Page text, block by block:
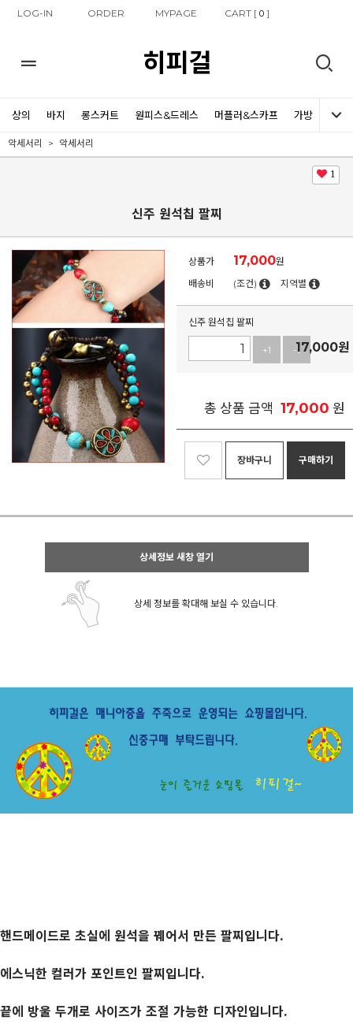
LOG-IN ORDER MYPAGE CART [0 ]
히피걸
상의 바지 롱스커트 원피스&드레스 머플러&스카프 가방 신발
악세서리 악세서리
1
신주 원석칩 팔찌
상품가 17,000원
배송비
(조건) 지역별
신주 원석칩 팔찌
+1 -117,000원
총 상품 금액 17,000 원
장바구니 구매하기
상세정보 새창 열기
상세 정보를 확대해 보실 수 있습니다.
핸드메이드로 초실에 원석을 꿰어서 만든 팔찌입니다.
에스닉한 컬러가 포인트인 팔찌입니다.
끝에 방울 두개로 사이즈가 조절 가능한 디자인입니다.